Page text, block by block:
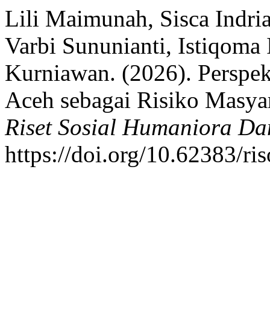
Lili Maimunah, Sisca
Varbi Sununianti,
Kurniawan. (2026).
Aceh sebagai Risiko
Riset Sosial Humaniora
https://doi.org/10.62383/